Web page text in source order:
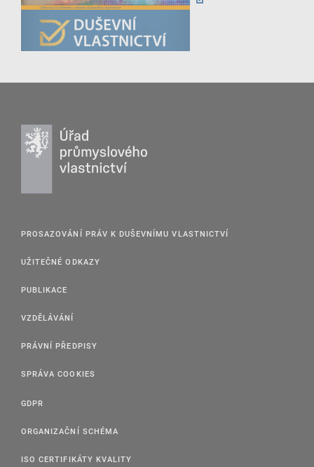
PROSAZOVÁNÍ PRÁV K DUŠEVNÍMU VLASTNICTVÍ
UŽITEČNÉ ODKAZY
PUBLIKACE
VZDĚLÁVÁNÍ
PRÁVNÍ PŘEDPISY
SPRÁVA COOKIES
GDPR
ORGANIZAČNÍ SCHÉMA
ISO CERTIFIKÁTY KVALITY